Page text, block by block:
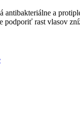
a
podporiť rast vlasov